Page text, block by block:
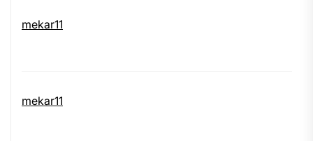
mekar11
mekar11